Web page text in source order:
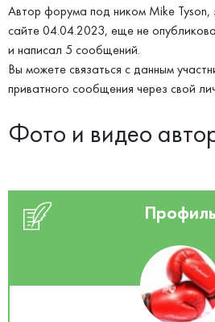
Автор форума под ником Mike Tyson,
сайте 04.04.2023, еще не
и написал 5 сообщений.
Вы можете связаться с данным
приватного сообщения через свой
Фото и видео
Профиль